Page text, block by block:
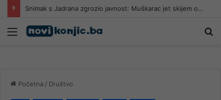
Snimak s Jadrana zgrozio javnost: Muškarac jet skijem ometao avione koji su gasili požar
Meni
Početna / Društvo